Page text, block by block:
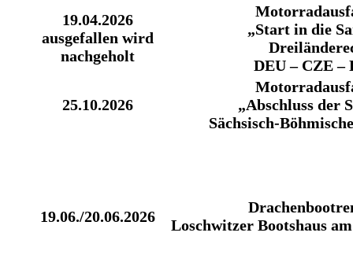
19.04.2026
ausgefallen wird
nachgeholt
„Start in die
DEU – CZE –
25.10.2026
„Abschluss der
Sächsisch-
19.06./20.06.2026
Loschwitzer Bootshaus